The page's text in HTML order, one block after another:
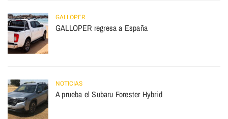
GALLOPER
GALLOPER regresa a España
NOTICIAS
A prueba el Subaru Forester Hybrid